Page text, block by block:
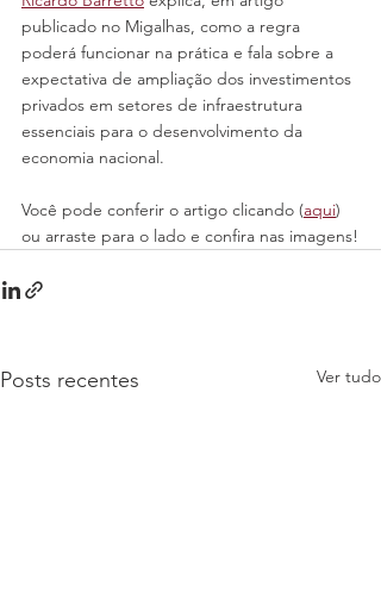
publicado no Migalhas, como a regra
poderá funcionar na prática e fala sobre a
expectativa de ampliação dos investimentos
privados em setores de infraestrutura
essenciais para o desenvolvimento da
economia nacional.
Você pode conferir o artigo clicando (aqui)
ou arraste para o lado e confira nas imagens!
Posts recentes Ver tudo